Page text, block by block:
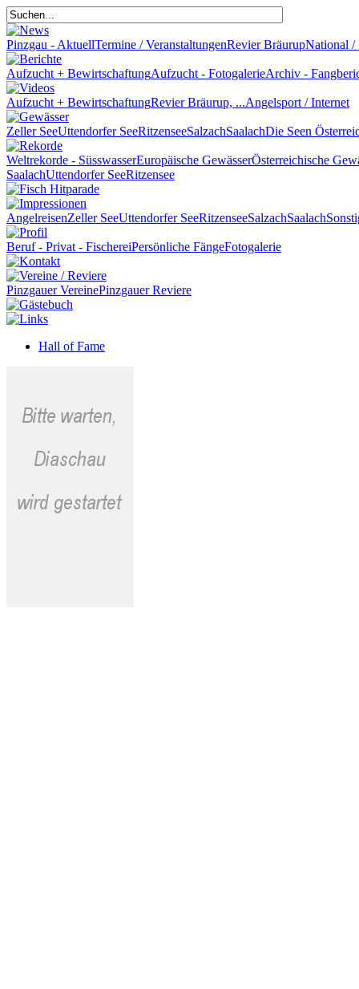
Pinzgau - AktuellTermine / VeranstaltungenRevier BräurupNational /
Aufzucht + BewirtschaftungAufzucht - FotogalerieArchiv -
Aufzucht + BewirtschaftungRevier Bräurup, ...Angelsport / Internet
Zeller SeeUttendorfer SeeRitzenseeSalzachSaalachDie Seen
Weltrekorde - SüsswasserEuropäische GewässerÖsterreichische
SaalachUttendorfer SeeRitzensee
AngelreisenZeller SeeUttendorfer SeeRitzenseeSalzachSaalach
Beruf - Privat - FischereiPersönliche FängeFotogalerie
Pinzgauer VereinePinzgauer Reviere
Hall of Fame